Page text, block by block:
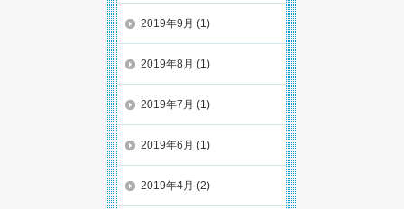
2019年9月 (1)
2019年8月 (1)
2019年7月 (1)
2019年6月 (1)
2019年4月 (2)